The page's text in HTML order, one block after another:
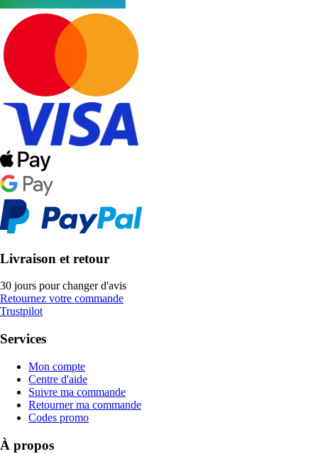
Livraison et retour
30 jours pour changer d'avis
Retournez votre commande
Trustpilot
Services
Mon compte
Centre d'aide
Suivre ma commande
Retourner ma commande
Codes promo
À propos